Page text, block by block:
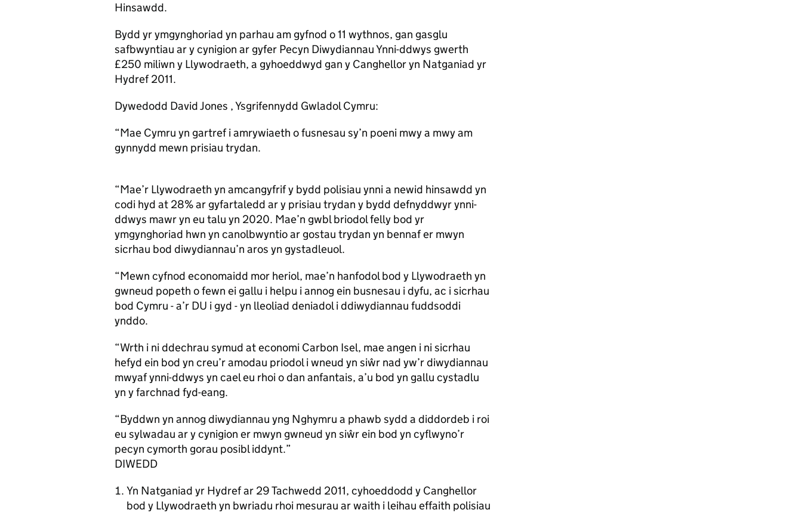
Hinsawdd.
Bydd yr ymgynghoriad yn parhau am gyfnod o 11 wythnos, gan gasglu
safbwyntiau ar y cynigion ar gyfer Pecyn Diwydiannau Ynni-ddwys gwerth
£250 miliwn y Llywodraeth, a gyhoeddwyd gan y Canghellor yn Natganiad yr
Hydref 2011.
Dywedodd David Jones , Ysgrifennydd Gwladol Cymru:
“Mae Cymru yn gartref i amrywiaeth o fusnesau sy’n poeni mwy a mwy am
gynnydd mewn prisiau trydan.
“Mae’r Llywodraeth yn amcangyfrif y bydd polisiau ynni a newid hinsawdd yn
codi hyd at 28% ar gyfartaledd ar y prisiau trydan y bydd defnyddwyr ynni-
ddwys mawr yn eu talu yn 2020. Mae’n gwbl briodol felly bod yr
ymgynghoriad hwn yn canolbwyntio ar gostau trydan yn bennaf er mwyn
sicrhau bod diwydiannau’n aros yn gystadleuol.
“Mewn cyfnod economaidd mor heriol, mae’n hanfodol bod y Llywodraeth yn
gwneud popeth o fewn ei gallu i helpu i annog ein busnesau i dyfu, ac i sicrhau
bod Cymru - a’r DU i gyd - yn lleoliad deniadol i ddiwydiannau fuddsoddi
ynddo.
“Wrth i ni ddechrau symud at economi Carbon Isel, mae angen i ni sicrhau
hefyd ein bod yn creu’r amodau priodol i wneud yn siŵr nad yw’r diwydiannau
mwyaf ynni-ddwys yn cael eu rhoi o dan anfantais, a’u bod yn gallu cystadlu
yn y farchnad fyd-eang.
“Byddwn yn annog diwydiannau yng Nghymru a phawb sydd a diddordeb i roi
eu sylwadau ar y cynigion er mwyn gwneud yn siŵr ein bod yn cyflwyno’r
pecyn cymorth gorau posibl iddynt.”
DIWEDD
Yn Natganiad yr Hydref ar 29 Tachwedd 2011, cyhoeddodd y Canghellor
bod y Llywodraeth yn bwriadu rhoi mesurau ar waith i leihau effaith polisiau